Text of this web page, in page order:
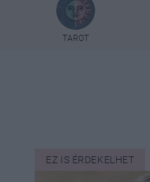
TAROT
EZ IS ÉRDEKELHET